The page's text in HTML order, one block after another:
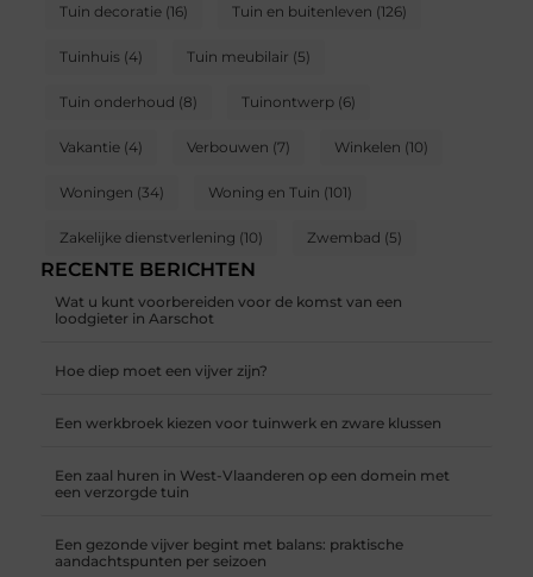
Tuin decoratie (16) Tuin en buitenleven (126)
Tuinhuis (4) Tuin meubilair (5)
Tuin onderhoud (8) Tuinontwerp (6)
Vakantie (4) Verbouwen (7) Winkelen (10)
Woningen (34) Woning en Tuin (101)
Zakelijke dienstverlening (10) Zwembad (5)
RECENTE BERICHTEN
Wat u kunt voorbereiden voor de komst van een
loodgieter in Aarschot
Hoe diep moet een vijver zijn?
Een werkbroek kiezen voor tuinwerk en zware klussen
Een zaal huren in West-Vlaanderen op een domein met
een verzorgde tuin
Een gezonde vijver begint met balans: praktische
aandachtspunten per seizoen